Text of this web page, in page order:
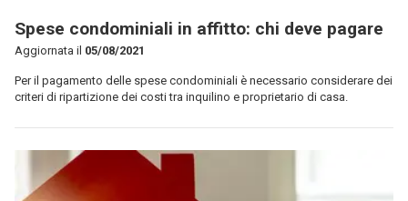
Spese condominiali in affitto: chi deve pagare
Aggiornata il 05/08/2021
Per il pagamento delle spese condominiali è necessario considerare dei
criteri di ripartizione dei costi tra inquilino e proprietario di casa.